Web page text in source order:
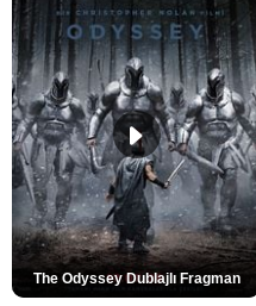
The Odyssey Dublajlı Fragman